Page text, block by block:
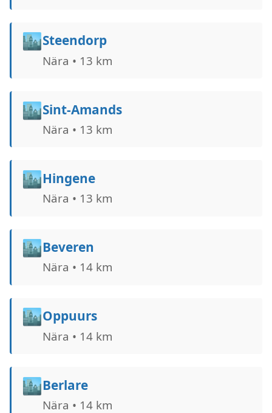
🏙️Steendorp
Nära • 13 km
🏙️Sint-Amands
Nära • 13 km
🏙️Hingene
Nära • 13 km
🏙️Beveren
Nära • 14 km
🏙️Oppuurs
Nära • 14 km
🏙️Berlare
Nära • 14 km